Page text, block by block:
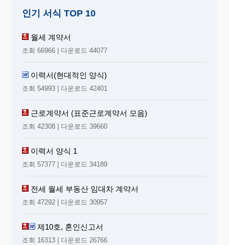
인기 서식 TOP 10
월세 계약서
조회 66966 | 다운로드 44077
이력서(현대적인 양식)
조회 54993 | 다운로드 42401
근로계약서 (표준근로계약서 모음)
조회 42308 | 다운로드 39660
이력서 양식 1
조회 57377 | 다운로드 34189
전세 월세 부동산 임대차 계약서
조회 47292 | 다운로드 30957
제10호, 혼인신고서
조회 16313 | 다운로드 26766